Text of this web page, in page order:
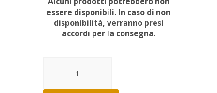
essere disponibili. In caso di non
disponibilità, verranno presi
accordi per la consegna.